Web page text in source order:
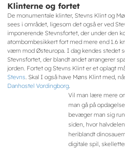
Klinterne og fortet
De monumentale klinter, Stevns Klint og
sees i området, ligesom det også er ved
imponerende Stevnsfortet, der under den
atombombesikkert fort med mere end 1.6
værn mod Østeuropa. I dag kendes stedet
Stevnsfortet, der blandt andet arrangerer
jorden. Fortet og Stevns Klint er et oplagt
Stevns . Skal I også have Møns Klint med,
Danhostel Vordingborg
Vil man lære mere
man gå på
bevæger man sig
siden, hvor
heriblandt
digitale spil,